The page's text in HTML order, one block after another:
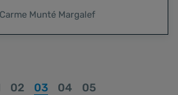
Carme Munté Margalef
02 03 04 05